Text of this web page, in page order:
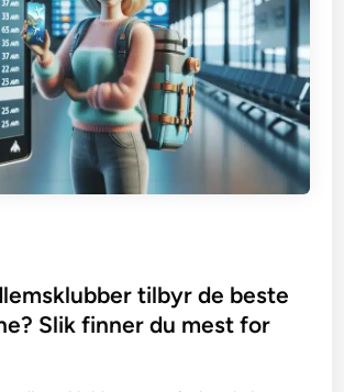
tilbyr de beste
Slik finner du mest for